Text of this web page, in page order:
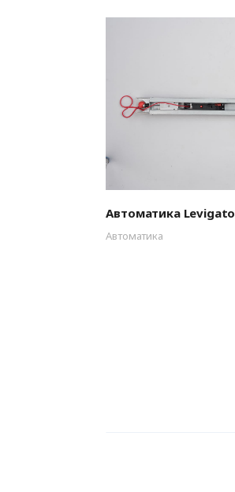
Автоматика Levigato
Автоматика